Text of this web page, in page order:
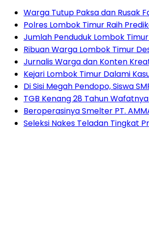
Warga Tutup Paksa dan Rusak
Polres Lombok Timur Raih
Jumlah Penduduk Lombok
Ribuan Warga Lombok Timur
Jurnalis Warga dan Konten
Kejari Lombok Timur Dalami
Di Sisi Megah Pendopo, Siswa
TGB Kenang 28 Tahun
Beroperasinya Smelter PT.
Seleksi Nakes Teladan Tingkat